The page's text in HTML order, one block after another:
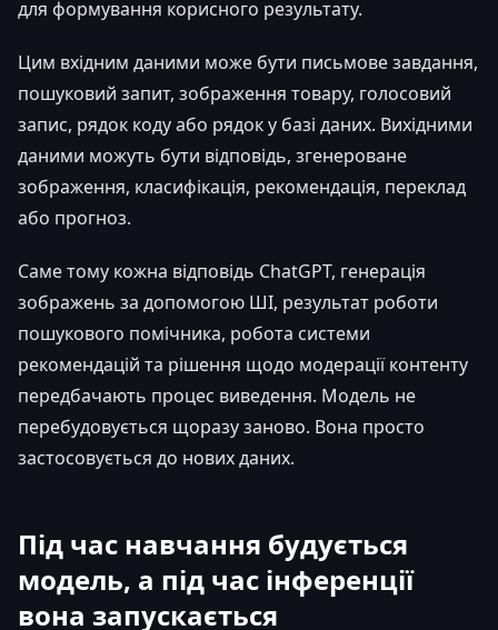
для формування корисного результату.
Цим вхідним даними може бути письмове завдання,
пошуковий запит, зображення товару, голосовий
запис, рядок коду або рядок у базі даних. Вихідними
даними можуть бути відповідь, згенероване
зображення, класифікація, рекомендація, переклад
або прогноз.
Саме тому кожна відповідь ChatGPT, генерація
зображень за допомогою ШІ, результат роботи
пошукового помічника, робота системи
рекомендацій та рішення щодо модерації контенту
передбачають процес виведення. Модель не
перебудовується щоразу заново. Вона просто
застосовується до нових даних.
Під час навчання будується
модель, а під час інференції
вона запускається